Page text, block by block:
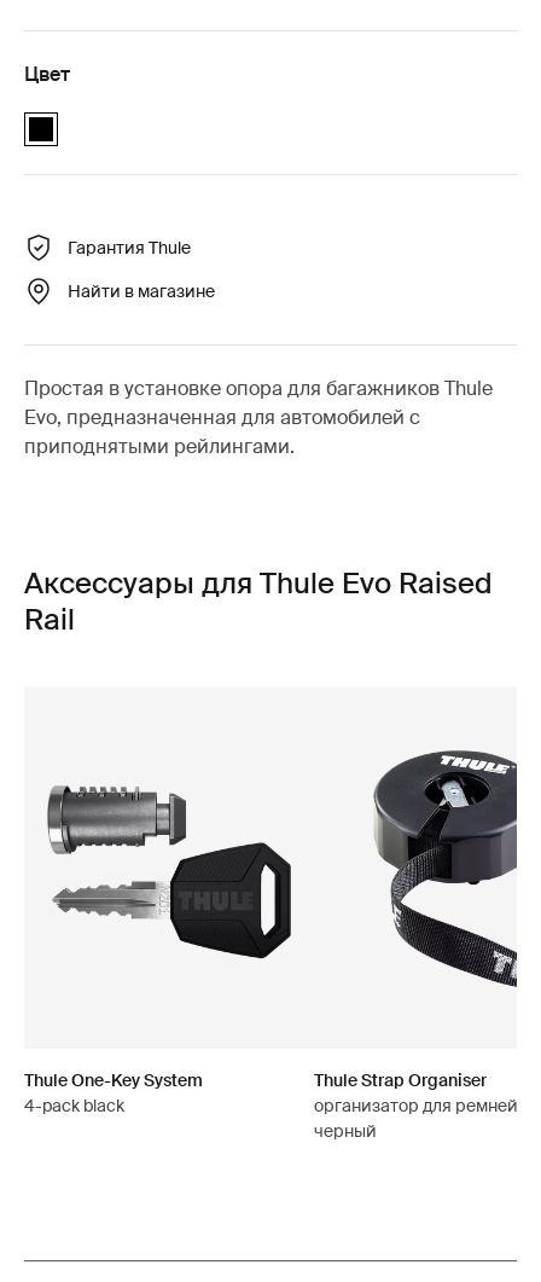
Цвет
Thule Evo Raised Rail Чёрный (selected)
Гарантия Thule
Найти в магазине
Простая в установке опора для багажников Thule
Evo, предназначенная для автомобилей с
приподнятыми рейлингами.
Аксессуары для Thule Evo Raised
Rail
Thule One-Key System
4-pack black
Thule Strap Organiser
организатор для ремней
черный